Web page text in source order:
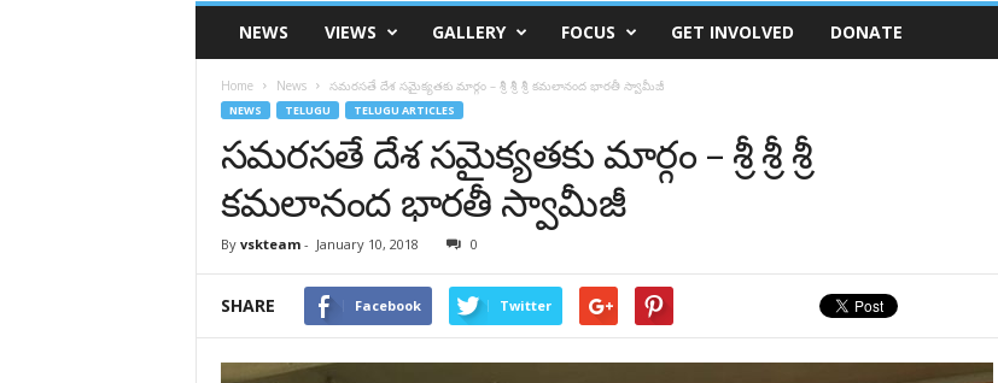
VSK
TelanganaNEWS VIEWS GALLERY FOCUS GET INVOLVED DONATE
Home News సమరసతే దేశ సమైక్యతకు మార్గం – శ్రీ శ్రీ శ్రీ కమలానంద భారతీ స్వామీజీ
NEWS TELUGU TELUGU ARTICLES
సమరసతే దేశ సమైక్యతకు మార్గం – శ్రీ శ్రీ శ్రీ
కమలానంద భారతీ స్వామీజీ
By vskteam- January 10, 2018 0
SHARE Facebook Twitter